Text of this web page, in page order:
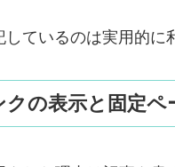
ているのは実用的に
の表示と固定